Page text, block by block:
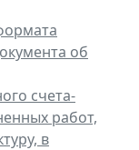
об
счета-
работ,
в